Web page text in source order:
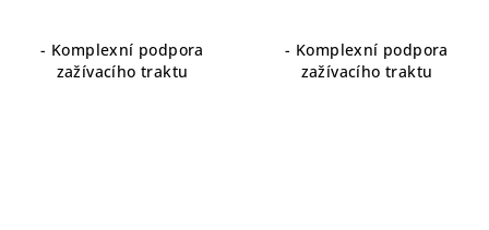
- Komplexní podpora
zažívacího traktu
- Komplexní podpora
zažívacího traktu